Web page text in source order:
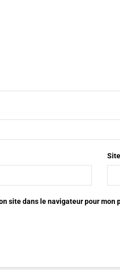
site dans le navigateur pour mon